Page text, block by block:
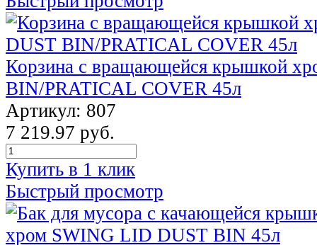
Корзина с вращающейся крышкой
BIN/PRATICAL COVER 45л
Артикул: 807
7 219.97 руб.
Купить в 1 клик
Быстрый просмотр